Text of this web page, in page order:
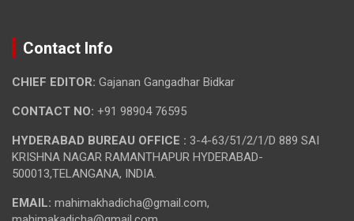
Contact Info
CHIEF EDITOR: Gajanan Gangadhar Bidkar
CONTACT NO: +91 98904 76595
HYDERABAD BUREAU OFFICE : 3-4-63/51/2/1/D 889 SAI
KRISHNA NAGAR RAMANTHAPUR HYDERABAD-
500013,TELANGANA, INDIA.
EMAIL: mahimakhadicha@gmail.com,